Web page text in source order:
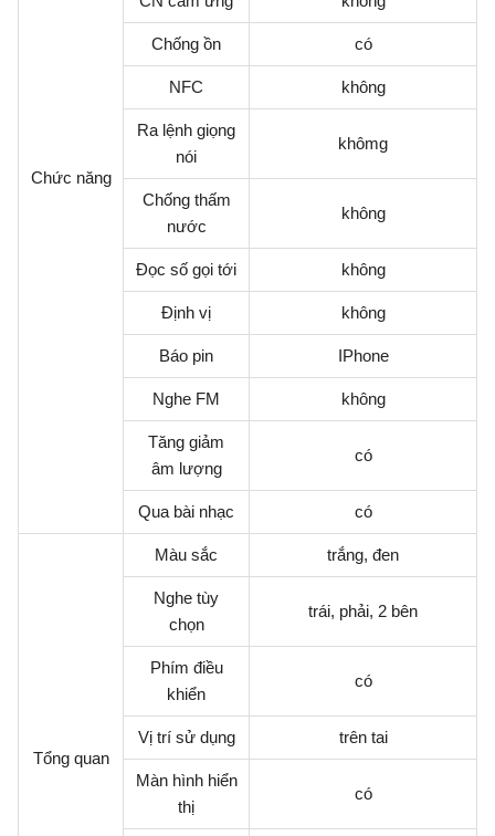
Chức năng
Chống ồn có
NFC không
Ra lệnh giọng
nói
khômg
Chống thấm
nước
không
Đọc số gọi tới không
Định vị không
Báo pin IPhone
Nghe FM không
Tăng giảm
âm lượng
có
Qua bài nhạc có
Tổng quan
Màu sắc trắng, đen
Nghe tùy
chọn
trái, phải, 2 bên
Phím điều
khiển
có
Vị trí sử dụng trên tai
Màn hình hiển
thị
có